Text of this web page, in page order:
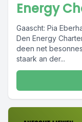
Energy
Gaascht: Pia
Den Energy
deen net
staark an der...